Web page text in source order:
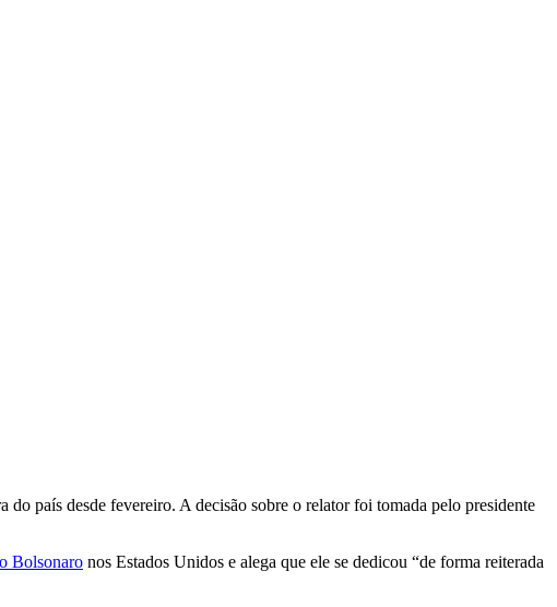
do país desde fevereiro. A decisão sobre o relator foi tomada pelo presidente
Bolsonaro nos Estados Unidos e alega que ele se dedicou “de forma reiterada